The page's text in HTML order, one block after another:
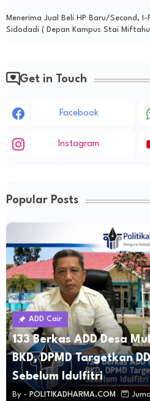
Menerima Jual Beli HP Baru/Second,
Sidodadi ( Depan Kampus Stai
Get in Touch
Facebook
Instagram
Popular Posts
ADD Cair
133 Berkas ADD Desa
BKD, DPMD Targetkan
Sebelum Idulfitri
By - POLITIKADHARMA.COM